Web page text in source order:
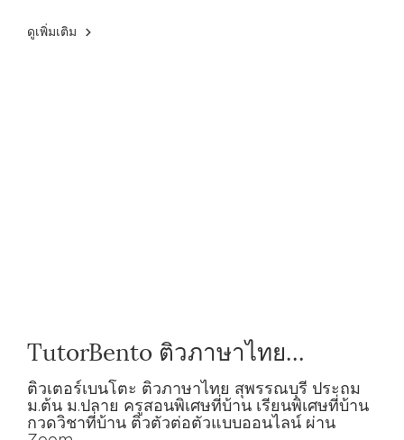
ดูเพิ่มเติม
TutorBento ติวภาษาไทย
สุพรรณบุรี ประถม ม.ต้น ม.ปลาย
ติวเตอร์เบนโตะ ติวภาษาไทย สุพรรณบุรี ประถม
ม.ต้น ม.ปลาย ครูสอนพิเศษที่บ้าน เรียนพิเศษที่บ้าน
กวดวิชาที่บ้าน ติวตัวต่อตัวแบบออนไลน์ ผ่าน